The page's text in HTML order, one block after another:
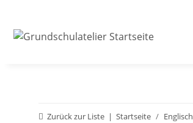
Zurück zur Liste Startseite Englisch